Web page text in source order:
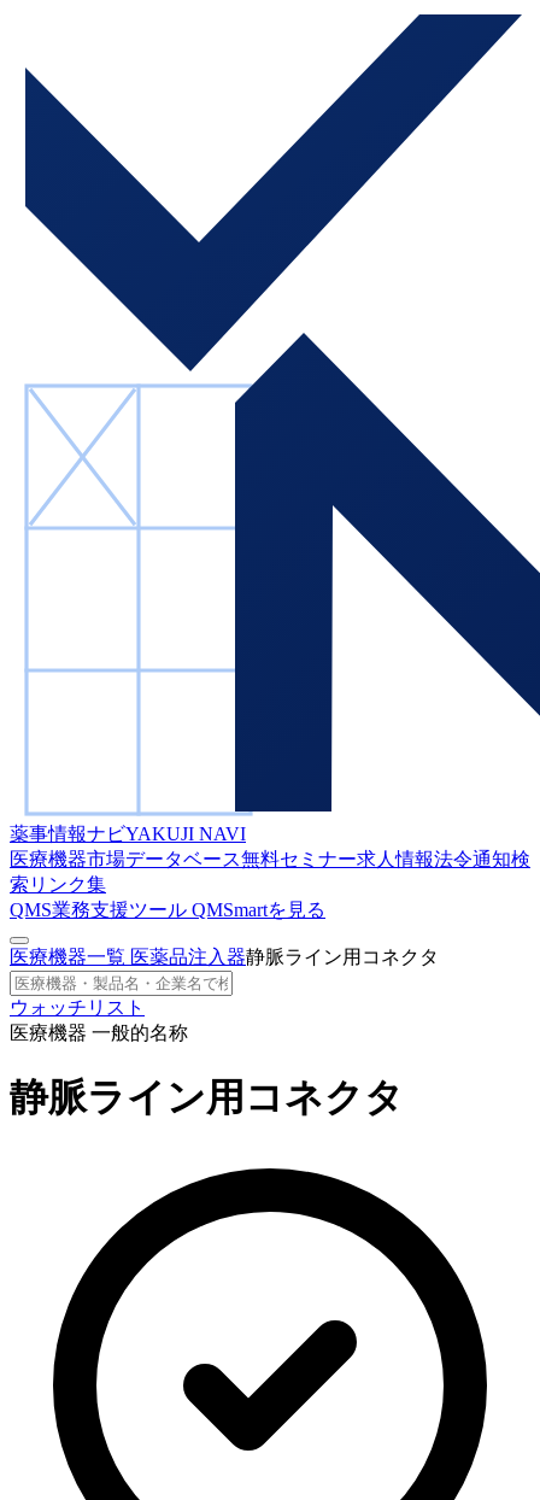
薬事情報ナビYAKUJI NAVI
医療機器市場データベース無料セミナー求人情報法令通知検
索 リンク集
QMS業務支援ツール QMSmartを見る
医療機器一覧 医薬品注入器静脈ライン用コネクタ
ウォッチリスト
医療機器 一般的名称
静脈ライン用コネクタ